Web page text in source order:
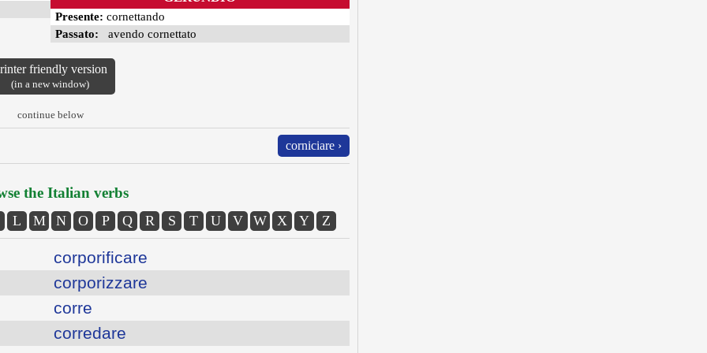
Presente: cornettando
Passato: avendo cornettato
friendly version
(in a new window)
continue below
corniciare ›
the Italian verbs
L M N O P Q R S T U V W X Y Z
corporificare
corporizzare
corre
corredare